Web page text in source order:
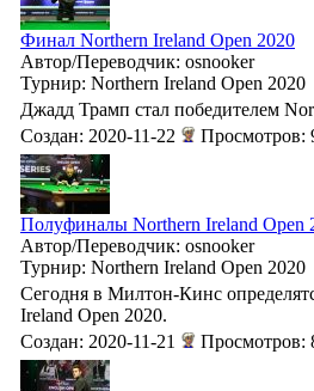
Финал Northern Ireland Open 2020
Автор/Переводчик: osnooker
Турнир: Northern Ireland Open 2020
Джадд Трамп стал победителем
Создан: 2020-11-22
Просмотров:
Полуфиналы Northern Ireland Open
Автор/Переводчик: osnooker
Турнир: Northern Ireland Open 2020
Сегодня в Милтон-Кинс
Ireland Open 2020.
Создан: 2020-11-21
Просмотров: